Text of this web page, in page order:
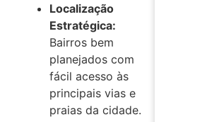
Localização
Estratégica:
Bairros bem
planejados com
fácil acesso às
principais vias e
praias da cidade.